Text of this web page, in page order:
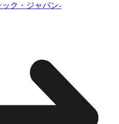
ク・ジャパン-